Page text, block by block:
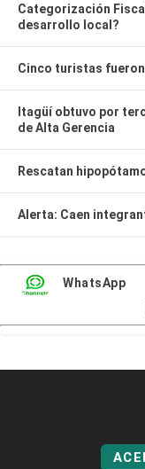
Categorización
desarrollo local?
Cinco turistas
Itagüí obtuvo por
de Alta Gerencia
Rescatan
Alerta: Caen
WhatsApp